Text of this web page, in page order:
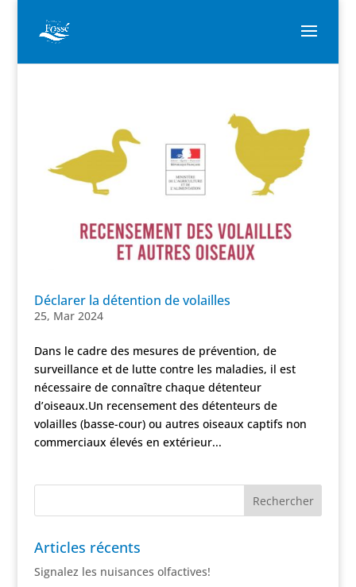
Déclarer la détention de volailles
25, Mar 2024
Dans le cadre des mesures de prévention, de
surveillance et de lutte contre les maladies, il est
nécessaire de connaître chaque détenteur
d’oiseaux.Un recensement des détenteurs de
volailles (basse-cour) ou autres oiseaux captifs non
commerciaux élevés en extérieur...
Articles récents
Signalez les nuisances olfactives!